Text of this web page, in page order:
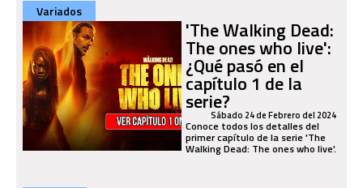
Variados
'The Walking Dead:
The ones who live':
¿Qué pasó en el
capítulo 1 de la
serie?Sábado 24 de Febrero del 2024
Conoce todos los detalles del
primer capítulo de la serie 'The
Walking Dead: The ones who live'.